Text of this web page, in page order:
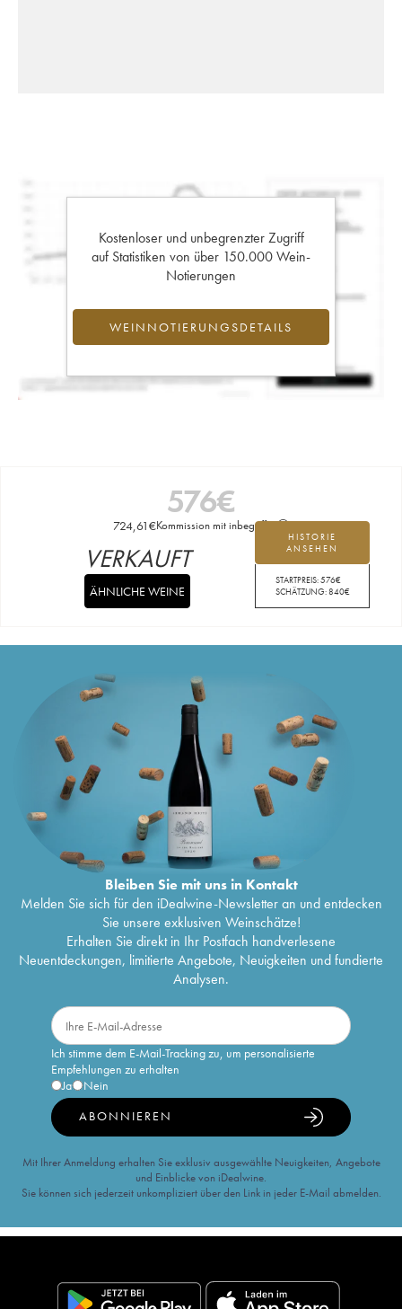
Kostenloser und unbegrenzter Zugriff
auf Statistiken von über 150.000 Wein-
Notierungen
WEINNOTIERUNGSDETAILS
576€
724,61€Kommission mit inbegriffen
HISTORIE
ANSEHEN
STARTPREIS:576€
SCHÄTZUNG:840€
VERKAUFT
ÄHNLICHE WEINE
Bleiben Sie mit uns in Kontakt
Melden Sie sich für den iDealwine-Newsletter an und entdecken
Sie unsere exklusiven Weinschätze!
Erhalten Sie direkt in Ihr Postfach handverlesene
Neuentdeckungen, limitierte Angebote, Neuigkeiten und fundierte
Analysen.
Ich stimme dem E-Mail-Tracking zu, um personalisierte
Empfehlungen zu erhalten
Ja
Nein
ABONNIEREN
Mit Ihrer Anmeldung erhalten Sie exklusiv ausgewählte Neuigkeiten, Angebote
und Einblicke von iDealwine.
Sie können sich jederzeit unkompliziert über den Link in jeder E-Mail abmelden.